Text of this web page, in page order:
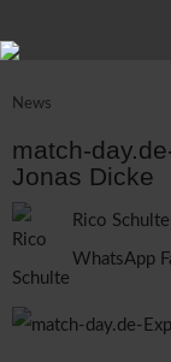
News
match-
Jonas Dicke
Rico Schulte
WhatsApp